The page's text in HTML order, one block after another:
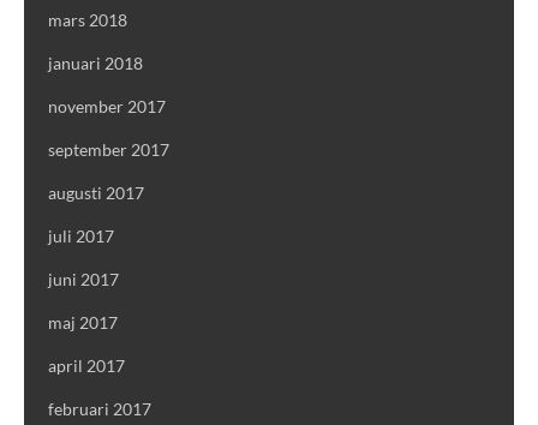
mars 2018
januari 2018
november 2017
september 2017
augusti 2017
juli 2017
juni 2017
maj 2017
april 2017
februari 2017